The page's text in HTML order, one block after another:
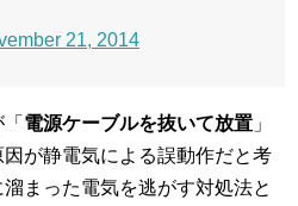
21, 2014
電源ケーブルを抜いて放置 」
が静電気による誤動作だと考
まった電気を逃がす対処法と